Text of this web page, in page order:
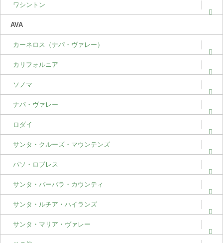
ワシントン
AVA
カーネロス（ナパ・ヴァレー）
カリフォルニア
ソノマ
ナパ・ヴァレー
ロダイ
サンタ・クルーズ・マウンテンズ
パソ・ロブレス
サンタ・バーバラ・カウンティ
サンタ・ルチア・ハイランズ
サンタ・マリア・ヴァレー